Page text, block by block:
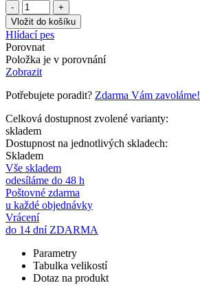
- +
Hlídací pes
Porovnat
Položka je v porovnání
Zobrazit
Potřebujete poradit? Zdarma Vám zavoláme!
Celková dostupnost zvolené varianty:
skladem
Dostupnost na jednotlivých skladech:
Skladem
Vše skladem
odesíláme do 48 h
Poštovné zdarma
u každé objednávky
Vrácení
do 14 dní ZDARMA
Parametry
Tabulka velikostí
Dotaz na produkt